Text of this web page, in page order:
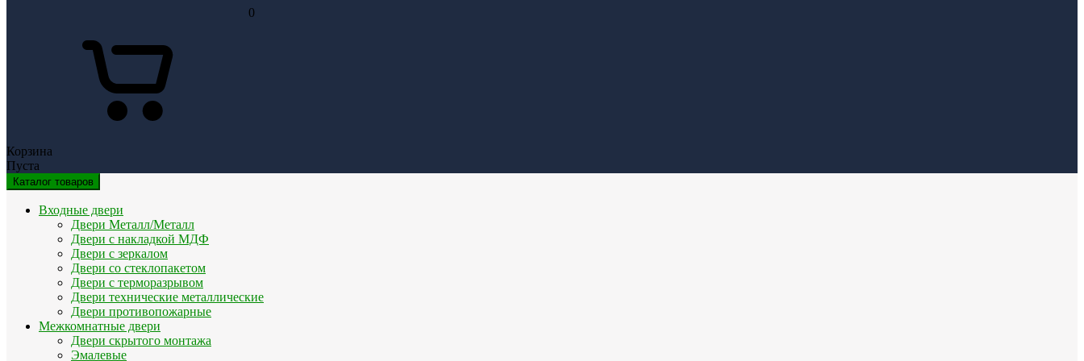
0
Корзина
Пуста
Каталог товаров
Входные двери
Двери Металл/Металл
Двери с накладкой МДФ
Двери с зеркалом
Двери со стеклопакетом
Двери с терморазрывом
Двери технические металлические
Двери противопожарные
Межкомнатные двери
Двери скрытого монтажа
Эмалевые